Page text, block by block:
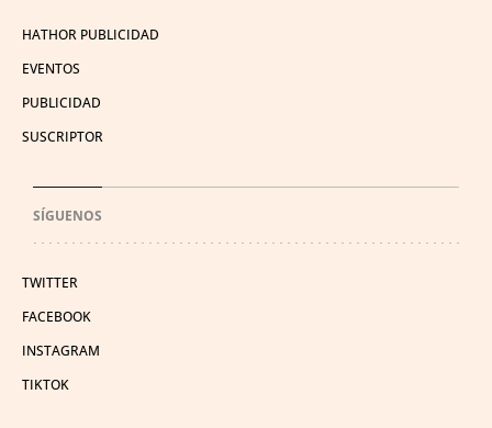
HATHOR PUBLICIDAD
EVENTOS
PUBLICIDAD
SUSCRIPTOR
SÍGUENOS
TWITTER
FACEBOOK
INSTAGRAM
TIKTOK